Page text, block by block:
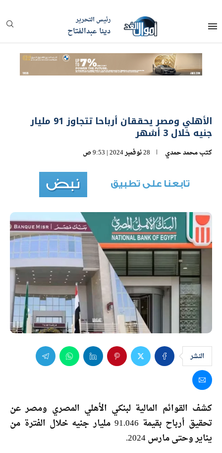
رئيس التحرير
دينا عبدالفتاح
الأهلي ومصر يحققان أرباحا تتجاوز 91 مليار
جنيه خلال 3 أشهر
كتبمحمد حمدي 28 نوفمبر 2024 | 9:53 ص
النشر
كشف القوائم المالية لبنكي الأهلي المصري ومصر عن
تحقيق أرباح بقيمة 91.046 مليار جنيه خلال الفترة من
يناير وحتى مارس 2024.